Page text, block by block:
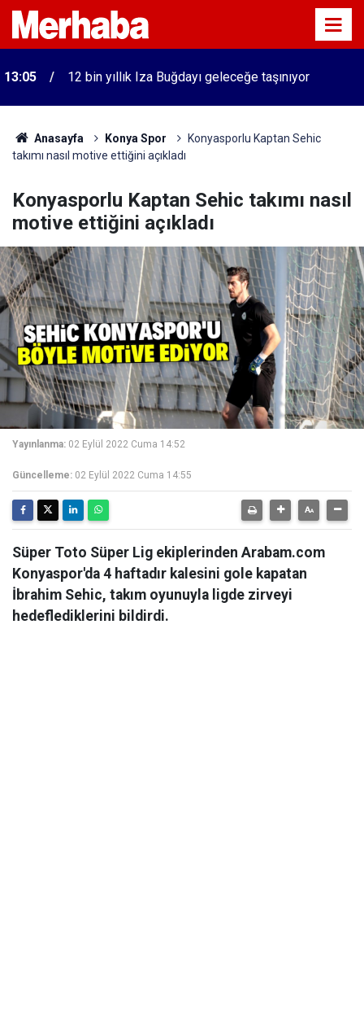
13:05 12 bin yıllık Iza Buğdayı geleceğe taşınıyor
Anasayfa Konya Spor
Konyasporlu Kaptan Sehic
takımı nasıl motive ettiğini açıkladı
Konyasporlu Kaptan Sehic takımı nasıl
motive ettiğini açıkladı
Yayınlanma: 02 Eylül 2022 Cuma 14:52
Güncelleme: 02 Eylül 2022 Cuma 14:55
Süper Toto Süper Lig ekiplerinden Arabam.com
Konyaspor'da 4 haftadır kalesini gole kapatan
İbrahim Sehic, takım oyunuyla ligde zirveyi
hedeflediklerini bildirdi.